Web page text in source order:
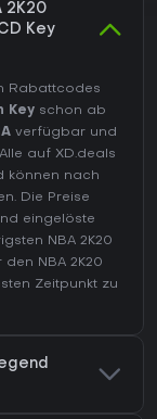
2K20
Key
Rabattcodes
Key schon ab
verfügbar und
auf XD.deals
können nach
Die Preise
eingelöste
NBA 2K20
den NBA 2K20
Zeitpunkt zu